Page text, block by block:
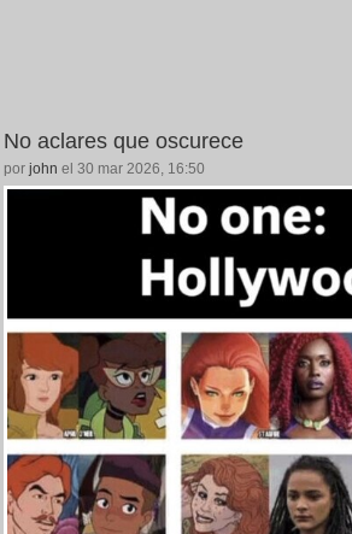
No aclares que oscurece
por john el 30 mar 2026, 16:50